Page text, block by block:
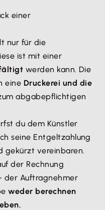
einer
nur für die
ist mit einer
werden kann. Die
eine Druckerei und die
abgabepflichtigen
du dem Künstler
seine Entgeltzahlung
gekürzt vereinbaren.
der Rechnung
der Auftragnehmer
weder berechnen